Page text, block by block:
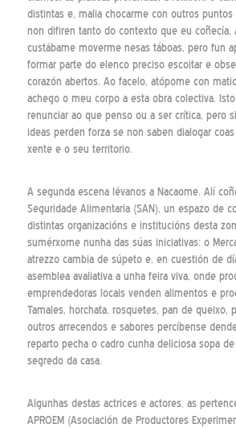
distintas e, malia chocarme con outros
non difiren tanto do contexto que eu coñecía.
custábame moverme nesas táboas, pero fun
formar parte do elenco preciso escoitar e
corazón abertos. Ao facelo, atópome con
achego o meu corpo a esta obra colectiva.
renunciar ao que penso ou a ser crítica, pero
ideas perden forza se non saben dialogar
xente e o seu territorio.
A segunda escena lévanos a Nacaome. Alí
Seguridade Alimentaria (SAN), un espazo de
distintas organizacións e institucións desta
sumérxome nunha das súas iniciativas: o
atrezzo cambia de súpeto e, en cuestión de
asemblea avaliativa a unha feira viva, onde
emprendedoras locais venden alimentos e
Tamales, horchata, rosquetes, pan de queixo,
outros arrecendos e sabores percíbense
reparto pecha o cadro cunha deliciosa sopa
segredo da casa.
Algunhas destas actrices e actores, as
APROEM (Asociación de Productores